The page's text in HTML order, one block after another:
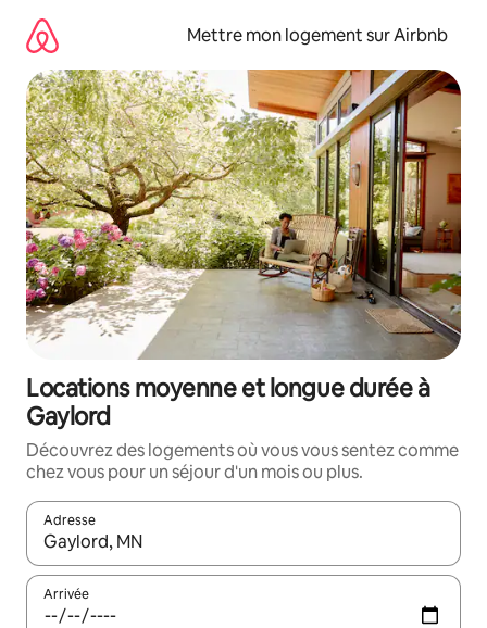
directement
contenu
Mettre mon logement sur Airbnb
Locations moyenne et longue durée à
Gaylord
Découvrez des logements où vous vous sentez comme
chez vous pour un séjour d'un mois ou plus.
Adresse
Lorsque les résultats s'affichent, utilisez les flèches vers le
Arrivée